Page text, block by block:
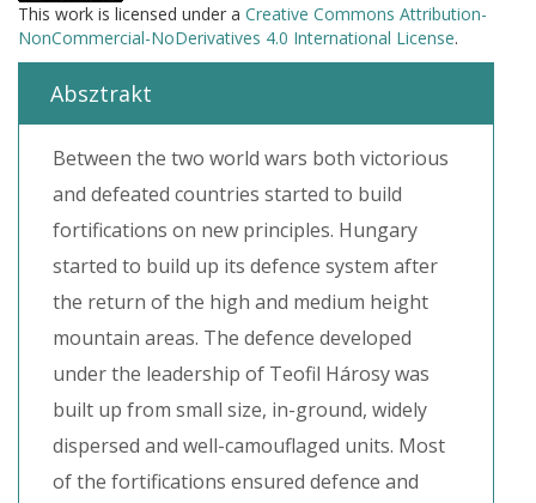
This work is licensed under a Creative Commons Attribution-
NonCommercial-NoDerivatives 4.0 International License.
Absztrakt
Between the two world wars both victorious
and defeated countries started to build
fortifications on new principles. Hungary
started to build up its defence system after
the return of the high and medium height
mountain areas. The defence developed
under the leadership of Teofil Hárosy was
built up from small size, in-ground, widely
dispersed and well-camouflaged units. Most
of the fortifications ensured defence and